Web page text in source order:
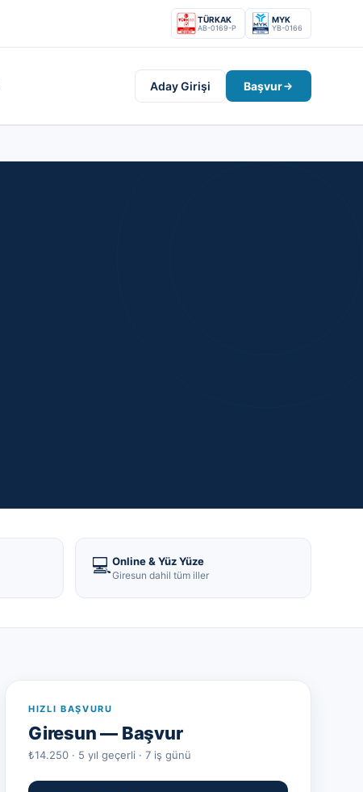
TÜRKAK
AB-0169-P
MYK
YB-0166
Aday Girişi Başvur
💻Online & Yüz Yüze
Giresun dahil tüm iller
HIZLI BAŞVURU
Giresun— Başvur
₺14.250 · 5 yıl geçerli · 7 iş günü